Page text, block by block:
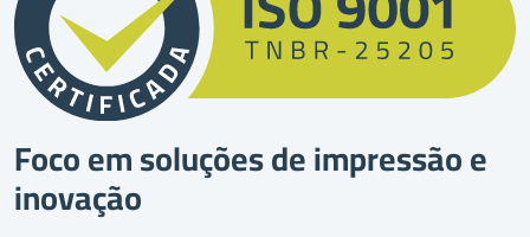
Foco em soluções de impressão e
inovação